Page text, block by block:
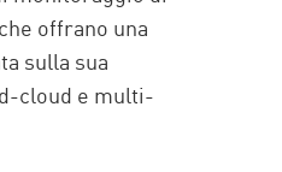
offrano una
sulla sua
cloud e multi-